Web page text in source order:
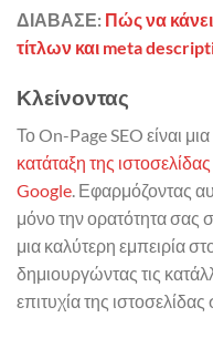
ΔΙΑΒΑΣΕ: Πώς να
τίτλων και meta
Κλείνοντας
Το On-Page SEO είναι
κατάταξη της
Google. Εφαρμόζοντας
μόνο την ορατότητα σας
μια καλύτερη εμπειρία
δημιουργώντας τις
επιτυχία της ιστοσελίδας